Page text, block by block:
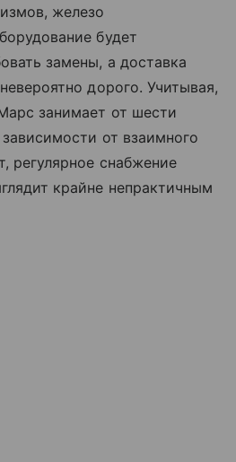
железо
будет
замены, а доставка
дорого. Учитывая,
занимает от шести
от взаимного
регулярное снабжение
крайне непрактичным